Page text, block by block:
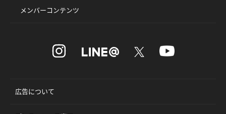
メンバーコンテンツ
広告について